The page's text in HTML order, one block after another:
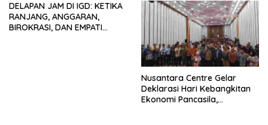
Siapapun
DELAPAN JAM DI IGD: KETIKA
RANJANG, ANGGARAN,
BIROKRASI, DAN EMPATI
Nusantara Centre Gelar
Deklarasi Hari Kebangkitan
Ekonomi Pancasila,